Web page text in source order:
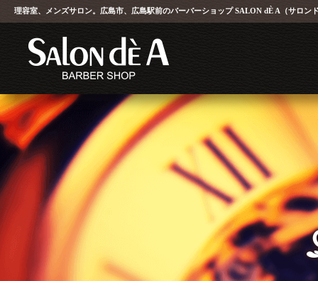
理容室、メンズサロン。広島市、広島駅前のバーバーショップSALON dÈ A （サロン